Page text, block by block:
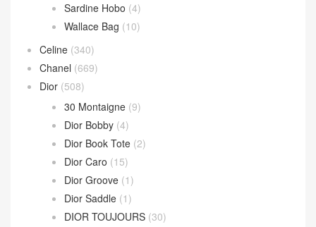
Sardine Hobo (4)
Wallace Bag (10)
Celine (340)
Chanel (669)
Dior (508)
30 Montaigne (9)
Dior Bobby (4)
Dior Book Tote (2)
Dior Caro (15)
Dior Groove (1)
Dior Saddle (1)
DIOR TOUJOURS (30)